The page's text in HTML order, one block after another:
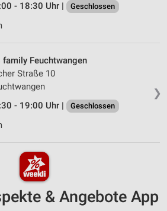
- 18:30 Uhr |
Geschlossen
❯
family Feuchtwangen
Straße 10
- 19:00 Uhr |
Geschlossen
& Angebote App